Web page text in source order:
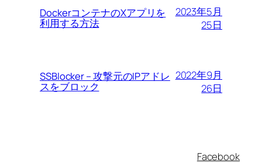
DockerコンテナのXアプリを
利用する方法
2023年5月
25日
SSBlocker – 攻撃元のIPアドレ
スをブロック
2022年9月
26日
Facebook